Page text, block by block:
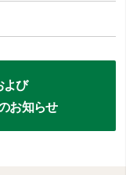
よび
お知らせ